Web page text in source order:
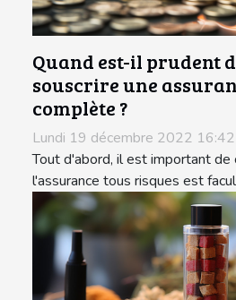
Quand est-il prudent
souscrire une
complète ?
Lundi 19 décembre 2022 16:42
Tout d'abord, il est important de
l'assurance tous risques est